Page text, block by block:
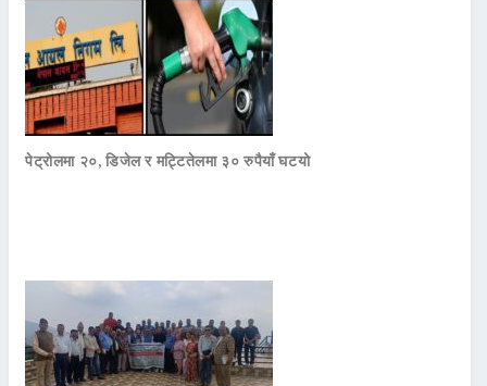
पेट्रोलमा २०, डिजेल र मट्टितेलमा ३० रुपैयाँ घटयो